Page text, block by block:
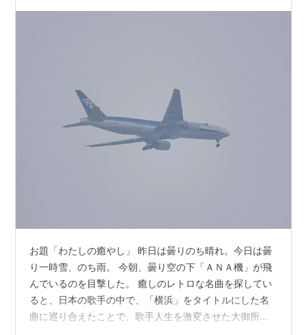
お題「わたしの癒やし」 昨日は曇りのち晴れ。今日は曇
り一時雪、のち雨。 今朝、曇り空の下「ＡＮＡ機」が飛
んでいるのを目撃した。 癒しのレトロな名曲を探してい
ると、日本の歌手の中で、「横浜」をタイトルにした名
曲に巡り合えたことで、歌手人生を激変させた大御所が